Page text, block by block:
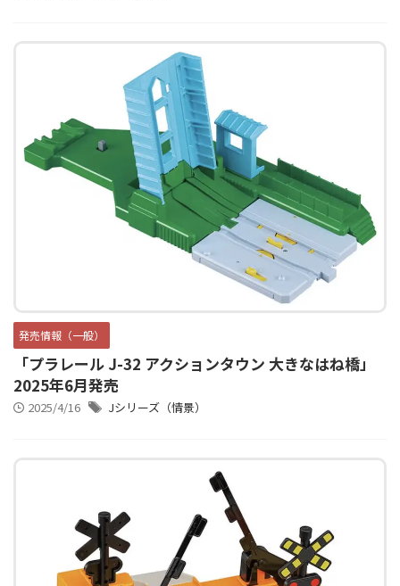
発売情報（一般）
「プラレール J-32 アクションタウン 大きなはね橋」
2025年6月発売
2025/4/16 Jシリーズ（情景）